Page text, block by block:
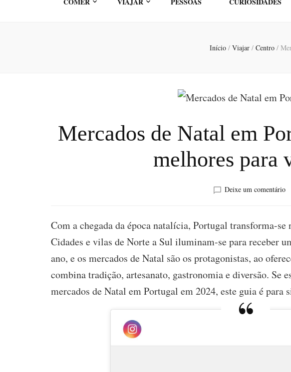
Início / Viajar / Centro /
Mercados de Natal em
melhores para
Deixe um comentário
–
​Com a chegada da época natalícia, Portugal transforma-
Cidades e vilas de Norte a Sul iluminam-se para receber
ano, e os mercados de Natal são os protagonistas, ao
combina tradição, artesanato, gastronomia e diversão. Se
mercados de Natal em Portugal em 2024, este guia é para